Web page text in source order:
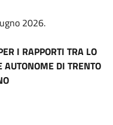
2026.
I RAPPORTI TRA LO
AUTONOME DI TRENTO